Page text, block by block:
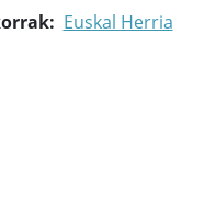
Euskal Herria